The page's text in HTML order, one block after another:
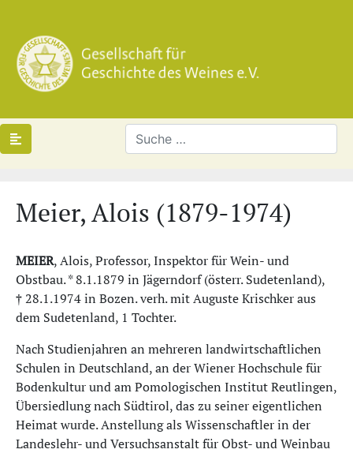
Meier, Alois (1879-1974)
MEIER, Alois, Professor, Inspektor für Wein- und
Obstbau. * 8.1.1879 in Jägerndorf (österr. Sudetenland),
† 28.1.1974 in Bozen. verh. mit Auguste Krischker aus
dem Sudetenland, 1 Tochter.
Nach Studienjahren an mehreren landwirtschaftlichen
Schulen in Deutschland, an der Wiener Hochschule für
Bodenkultur und am Pomologischen Institut Reutlingen,
Übersiedlung nach Südtirol, das zu seiner eigentlichen
Heimat wurde. Anstellung als Wissenschaftler in der
Landeslehr- und Versuchsanstalt für Obst- und Weinbau